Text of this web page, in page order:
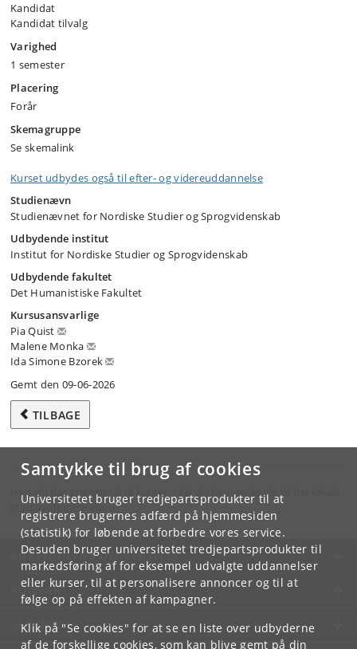
Samtykke til brug af cookies
Universitetet bruger tredjepartsprodukter til at
registrere brugernes adfærd på hjemmesiden
(statistik) for løbende at forbedre vores service.
Desuden bruger universitetet tredjepartsprodukter til
markedsføring af for eksempel udvalgte uddannelser
eller kurser, til at personalisere annoncer og til at
følge op på effekten af kampagner.
Klik på "Se cookies" for at se en liste over udbyderne
af de forskellige cookies, som kan blive gemt på din
Kandidat
Kandidat tilvalg
Varighed
1 semester
Placering
Forår
Skemagruppe
Se skemalink
Kurset udbydes også til efter- og videreuddannelse
Studienævn
Studienævnet for Nordiske Studier og Sprogvidenskab
Udbydende institut
Institut for Nordiske Studier og Sprogvidenskab
Udbydende fakultet
Det Humanistiske Fakultet
Kursusansvarlige
Pia Quist
Malene Monka
Ida Simone Bzorek
Gemt den 09-06-2026
TILBAGE
Hvis du har spørgsmål til kurset, skal du henvende dig til din lokale
studieadministration.
KØBENHAVNS UNIVERSITET
KONTAKT
SERVICES